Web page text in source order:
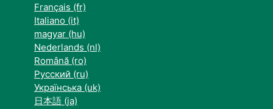
Français ‎(fr)‎
Italiano ‎(it)‎
magyar ‎(hu)‎
Nederlands ‎(nl)‎
Română ‎(ro)‎
Русский ‎(ru)‎
Українська ‎(uk)‎
日本語 ‎(ja)‎